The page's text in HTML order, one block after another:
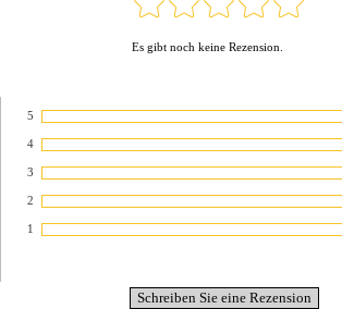
Es gibt noch keine Rezension.
5
4
3
2
1